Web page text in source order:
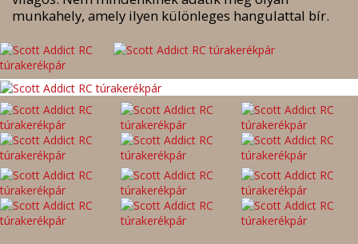
munkahely, amely ilyen különleges hangulattal bír.